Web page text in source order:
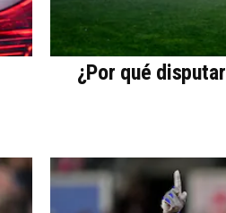
¿Por qué